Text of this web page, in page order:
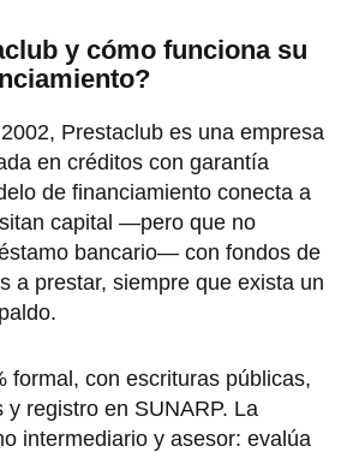
y cómo funciona su
Prestaclub es una empresa
en créditos con garantía
de financiamiento conecta a
capital —pero que no
bancario— con fondos de
a prestar, siempre que exista un
formal, con escrituras públicas,
y registro en SUNARP. La
intermediario y asesor: evalúa